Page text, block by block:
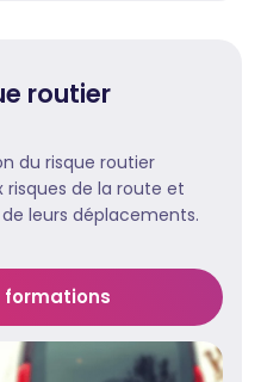
routier
du risque routier
risques de la route et
leurs déplacements.
formations